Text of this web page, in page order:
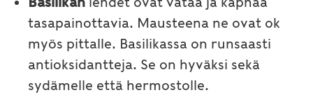
tasapainottavia. Mausteena ne ovat ok
myös pittalle. Basilikassa on runsaasti
antioksidantteja. Se on hyväksi sekä
sydämelle että hermostolle.